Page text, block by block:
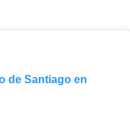
de Santiago en